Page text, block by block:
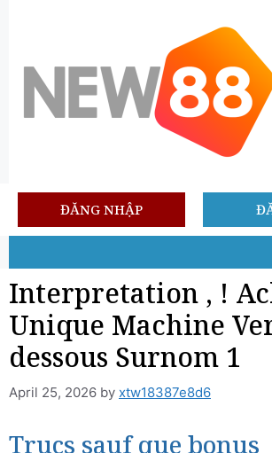
ĐĂNG NHẬP
Interpretation , !
Unique Machine
dessous Surnom 1
April 25, 2026 by xtw18387e8d6
Trucs sauf que bonus